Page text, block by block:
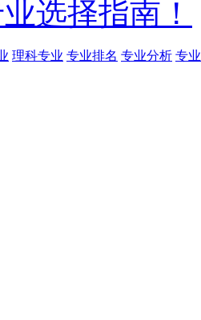
选择指南！
理科专业 专业排名 专业分析 专